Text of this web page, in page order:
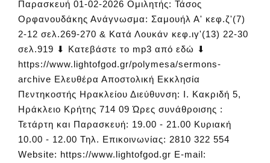
Παρασκευή 01-02-2026 Ομιλητής: Τάσος
Ορφανουδάκης Ανάγνωσμα: Σαμουήλ Α' κεφ.ζ'(7)
2-12 σελ.269-270 & Κατά Λουκάν κεφ.ιγ'(13) 22-30
σελ.919 ⬇ Κατεβάστε το mp3 από εδώ ⬇
https://www.lightofgod.gr/polymesa/sermons-
archive Ελευθέρα Αποστολική Εκκλησία
Πεντηκοστής Ηρακλείου Διεύθυνση: Ι. Κακριδή 5,
Ηράκλειο Κρήτης 714 09 Ώρες συνάθροισης :
Τετάρτη και Παρασκευή: 19.00 - 21.00 Κυριακή
10.00 - 12.00 Τηλ. Επικοινωνίας: 2810 322 554
Website: https://www.lightofgod.gr E-mail: